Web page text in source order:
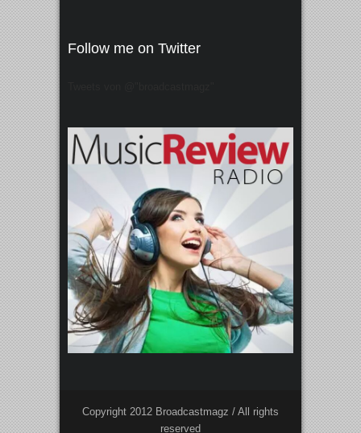
Follow me on Twitter
Copyright 2012 Broadcastmagz / All rights
reserved